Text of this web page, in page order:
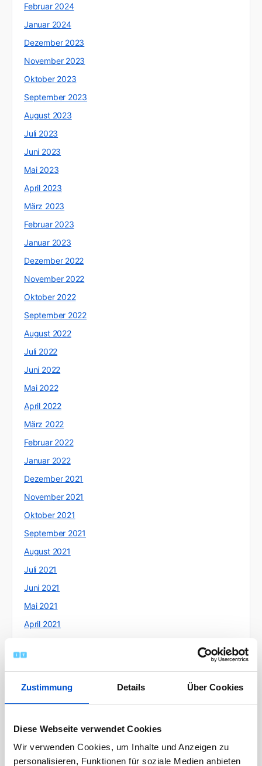
Zustimmung Details Über Cookies
Diese Webseite verwendet Cookies
Wir verwenden Cookies, um Inhalte und Anzeigen zu
personalisieren, Funktionen für soziale Medien anbieten
Februar 2024
Januar 2024
Dezember 2023
November 2023
Oktober 2023
September 2023
August 2023
Juli 2023
Juni 2023
Mai 2023
April 2023
März 2023
Februar 2023
Januar 2023
Dezember 2022
November 2022
Oktober 2022
September 2022
August 2022
Juli 2022
Juni 2022
Mai 2022
April 2022
März 2022
Februar 2022
Januar 2022
Dezember 2021
November 2021
Oktober 2021
September 2021
August 2021
Juli 2021
Juni 2021
Mai 2021
April 2021
Februar 2021
Oktober 2020
September 2020